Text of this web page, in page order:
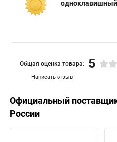
одноклавишный
Написать отзыв
Общая оценка товара: 5
Официальный
России